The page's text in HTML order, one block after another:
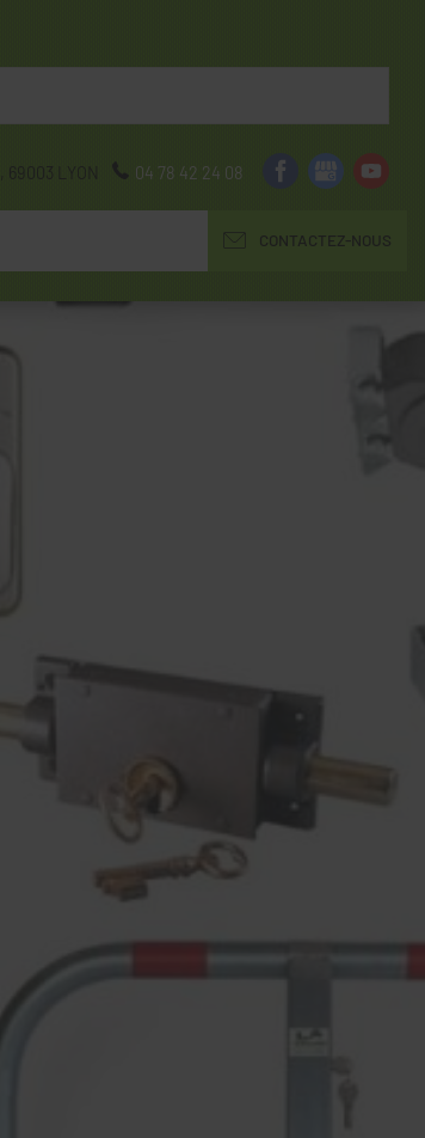
69003 LYON 04 78 42 24 08
CONTACTEZ-NOUS